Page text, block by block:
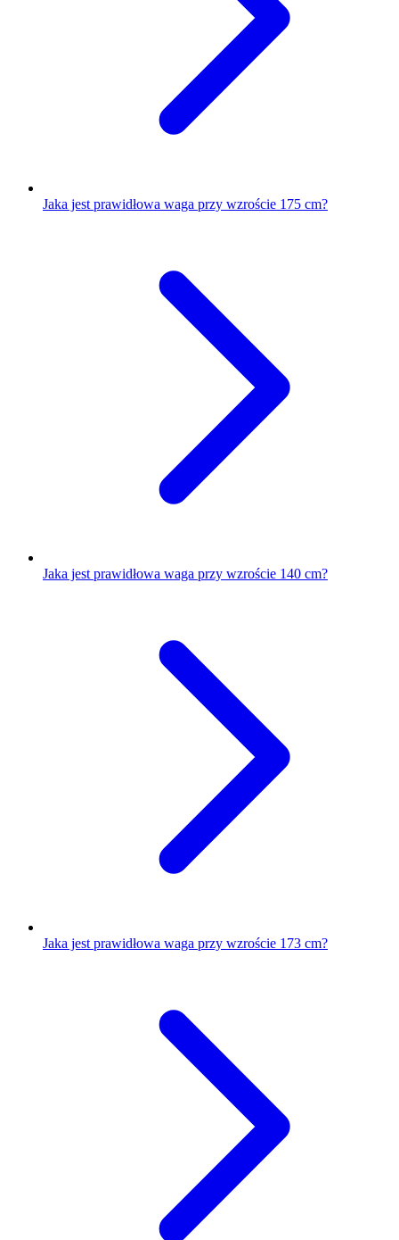
Jaka jest prawidłowa waga przy wzroście 175 cm?
Jaka jest prawidłowa waga przy wzroście 140 cm?
Jaka jest prawidłowa waga przy wzroście 173 cm?